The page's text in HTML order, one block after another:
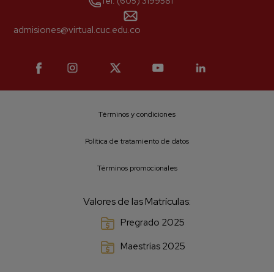
He leído y acepto el aviso legal y
admisiones@virtual.cuc.edu.co
Términos y condiciones
Política de tratamiento de datos
Términos promocionales
Valores de las Matrículas:
Pregrado 2025
Maestrías 2025